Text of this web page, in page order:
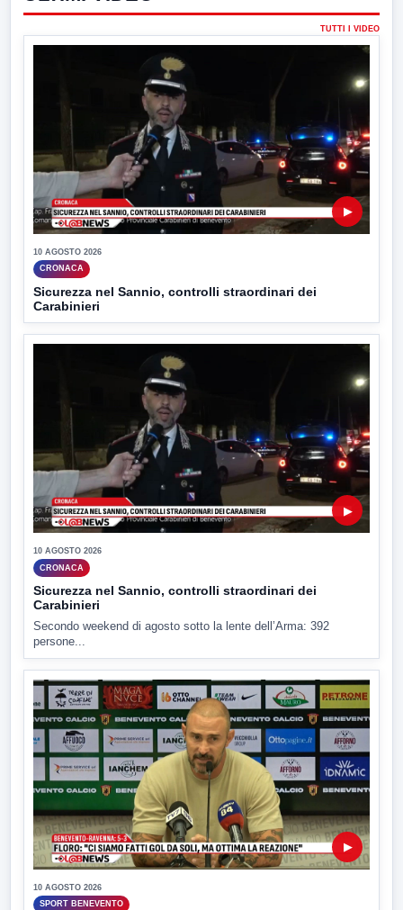
TUTTI I VIDEO
▶
10 AGOSTO 2026
CRONACA
Sicurezza nel Sannio, controlli straordinari dei
Carabinieri
▶
10 AGOSTO 2026
CRONACA
Sicurezza nel Sannio, controlli straordinari dei
Carabinieri
Secondo weekend di agosto sotto la lente dell’Arma: 392
persone...
▶
10 AGOSTO 2026
SPORT BENEVENTO